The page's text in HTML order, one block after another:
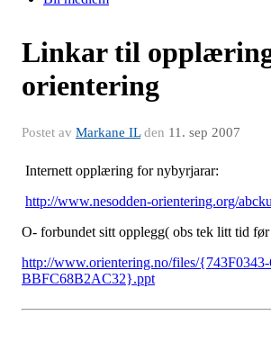
Linkar til
orientering
Postet av Markane ILden 11. sep 2007
Internett opplæring for nybyrjarar:
http://www.nesodden-orientering.org/
O- forbundet sitt opplegg( obs tek litt tid
http://www.orientering.no/files/
BBFC68B2AC32}.ppt